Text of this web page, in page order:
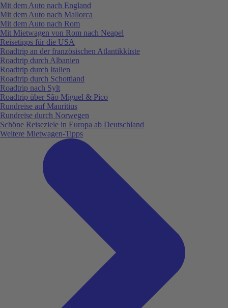
Mit dem Auto nach England
Mit dem Auto nach Mallorca
Mit dem Auto nach Rom
Mit Mietwagen von Rom nach Neapel
Reisetipps für die USA
Roadtrip an der französischen Atlantikküste
Roadtrip durch Albanien
Roadtrip durch Italien
Roadtrip durch Schottland
Roadtrip nach Sylt
Roadtrip über São Miguel & Pico
Rundreise auf Mauritius
Rundreise durch Norwegen
Schöne Reiseziele in Europa ab Deutschland
Weitere Mietwagen-Tipps